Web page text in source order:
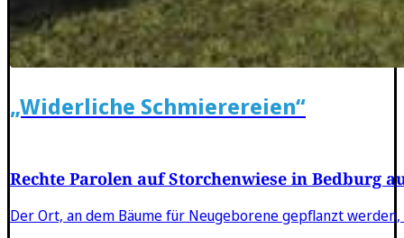
„Widerliche Schmierereien“
Rechte Parolen auf Storchenwiese in Bedburg
Der Ort, an dem Bäume für Neugeborene gepflanzt